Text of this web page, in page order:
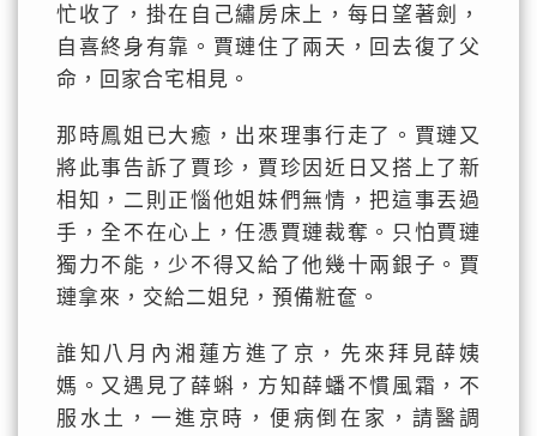
忙收了，掛在自己繡房床上，每日望著劍，
自喜終身有靠。賈璉住了兩天，回去復了父
命，回家合宅相見。
那時鳳姐已大癒，出來理事行走了。賈璉又
將此事告訴了賈珍，賈珍因近日又搭上了新
相知，二則正惱他姐妹們無情，把這事丟過
手，全不在心上，任憑賈璉裁奪。只怕賈璉
獨力不能，少不得又給了他幾十兩銀子。賈
璉拿來，交給二姐兒，預備粧奩。
誰知八月內湘蓮方進了京，先來拜見薛姨
媽。又遇見了薛蝌，方知薛蟠不慣風霜，不
服水土，一進京時，便病倒在家，請醫調